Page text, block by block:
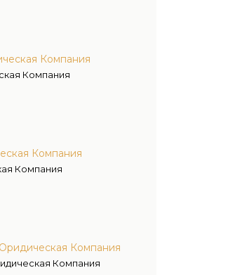
Компания
Компания
Компания
Компания
Компания
Компания